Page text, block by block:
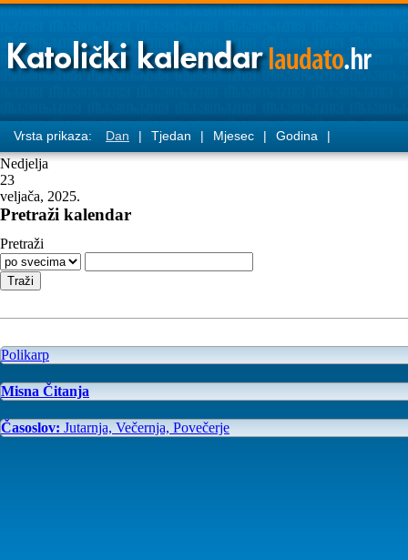
Vrsta prikaza: Dan | Tjedan | Mjesec | Godina |
Nedjelja
23
veljača, 2025.
Pretraži kalendar
Pretraži
Polikarp
Misna Čitanja
Časoslov: Jutarnja, Večernja, Povečerje